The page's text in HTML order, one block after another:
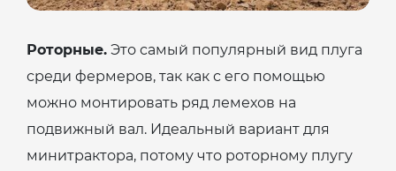
Роторные. Это самый популярный вид плуга
среди фермеров, так как с его помощью
можно монтировать ряд лемехов на
подвижный вал. Идеальный вариант для
минитрактора, потому что роторному плугу